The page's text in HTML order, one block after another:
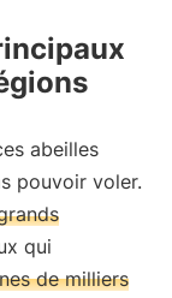
abeilles
pouvoir voler.
qui
de milliers